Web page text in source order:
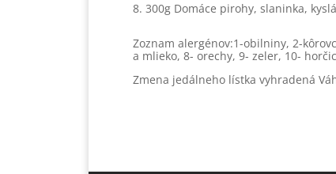
300g Domáce pirohy, slaninka,
Zoznam alergénov:1-obilniny, 2-
a mlieko, 8- orechy, 9- zeler, 10-
Zmena jedálneho lístka vyhradená